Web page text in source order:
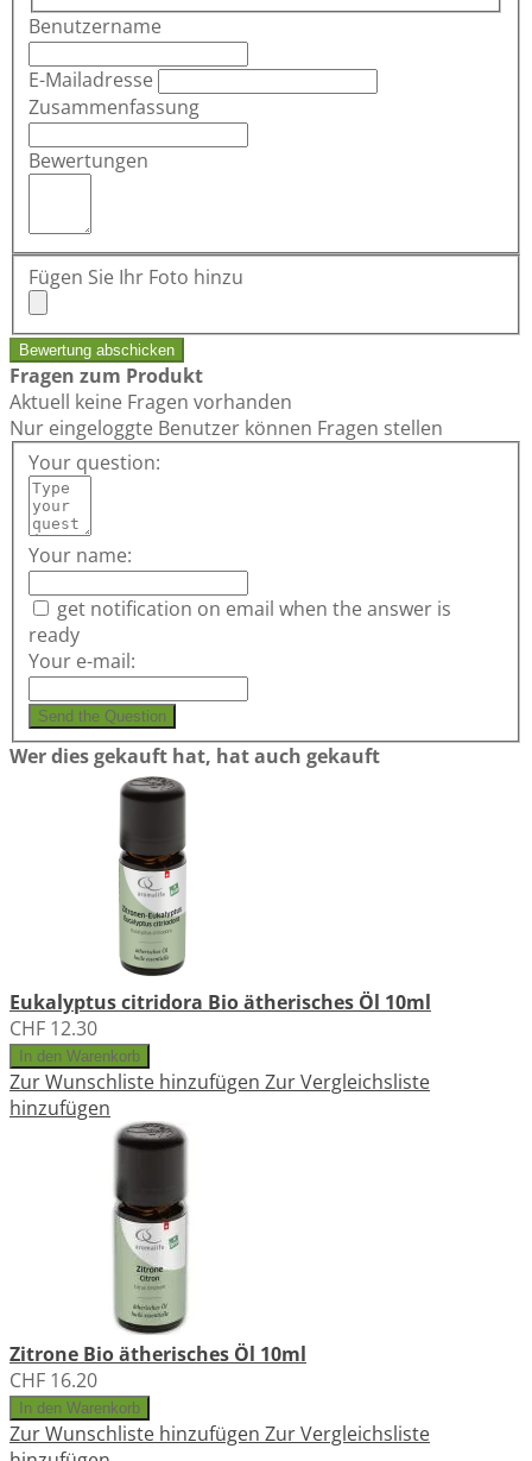
Benutzername
E-Mailadresse
Zusammenfassung
Bewertungen
Fügen Sie Ihr Foto hinzu
Bewertung abschicken
Fragen zum Produkt
Aktuell keine Fragen vorhanden
Nur eingeloggte Benutzer können Fragen stellen
Your question:
Your name:
get notification on email when the answer is
ready
Your e-mail:
Send the Question
Wer dies gekauft hat, hat auch gekauft
Eukalyptus citridora Bio ätherisches Öl 10ml
CHF 12.30
In den Warenkorb
Zur Wunschliste hinzufügen Zur Vergleichsliste
hinzufügen
Zitrone Bio ätherisches Öl 10ml
CHF 16.20
In den Warenkorb
Zur Wunschliste hinzufügen Zur Vergleichsliste